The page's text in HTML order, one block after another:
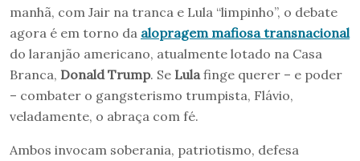
manhã, com Jair na tranca e Lula “limpinho”, o debate
agora é em torno da alopragem mafiosa transnacional
do laranjão americano, atualmente lotado na Casa
Branca, Donald Trump. Se Lula finge querer – e poder
– combater o gangsterismo trumpista, Flávio,
veladamente, o abraça com fé.
Ambos invocam soberania, patriotismo, defesa